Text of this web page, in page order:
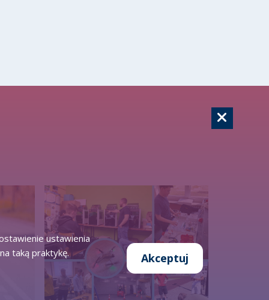
ustawienia
taką praktykę.
Akceptuj